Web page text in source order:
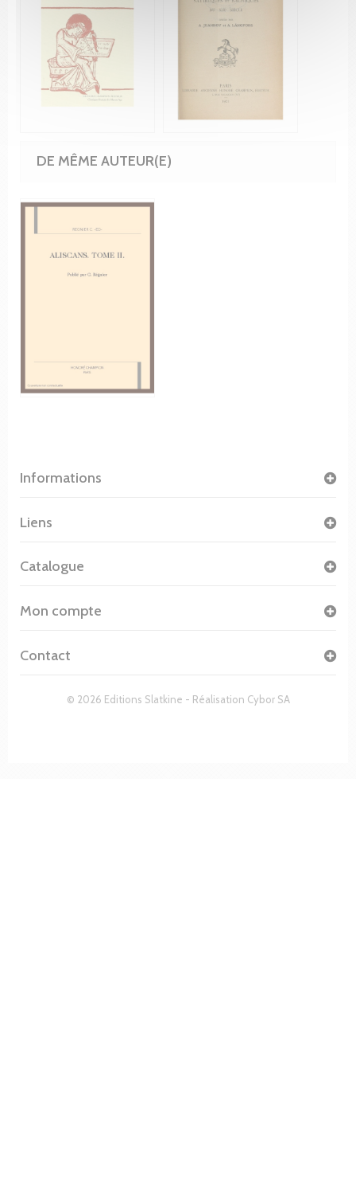
DE MÊME AUTEUR(E)
Informations
© 2026 Editions Slatkine - Réalisation Cybor SA
Liens
Catalogue
Mon compte
Contact